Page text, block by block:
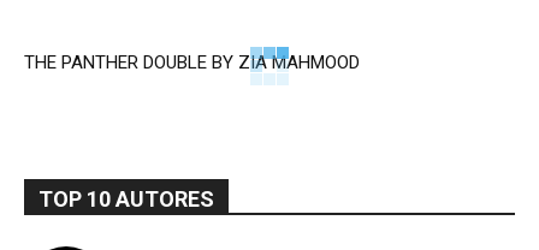
THE PANTHER DOUBLE BY ZIA MAHMOOD
TOP 10 AUTORES